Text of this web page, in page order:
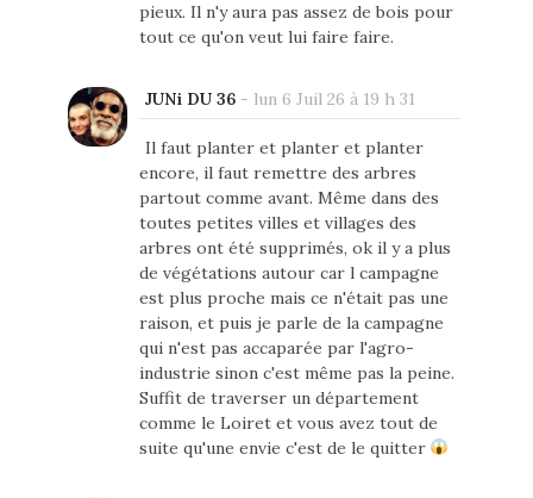
pieux. Il n'y aura pas assez de bois pour
tout ce qu'on veut lui faire faire.
JUNi DU 36- lun 6 Juil 26 à 19 h 31
Il faut planter et planter et planter
encore, il faut remettre des arbres
partout comme avant. Même dans des
toutes petites villes et villages des
arbres ont été supprimés, ok il y a plus
de végétations autour car l campagne
est plus proche mais ce n'était pas une
raison, et puis je parle de la campagne
qui n'est pas accaparée par l'agro-
industrie sinon c'est même pas la peine.
Suffit de traverser un département
comme le Loiret et vous avez tout de
suite qu'une envie c'est de le quitter